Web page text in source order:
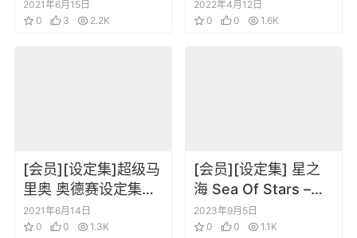
设定集特典画集
2021年6月15日
0
3 2.2K
2022年4月12日
0
0 1.6K
[会员][设定集]超级马
里奥 奥德赛设定集游
戏设定集 Super
Mario Odyssey
2021年6月14日
0
0 1.3K
[会员][设定集] 星之
海 Sea Of Stars –
The Concept Art of
Bryce Kho
2023年9月5日
0
0 1.1K